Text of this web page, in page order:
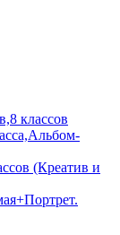
классов
(Креатив и